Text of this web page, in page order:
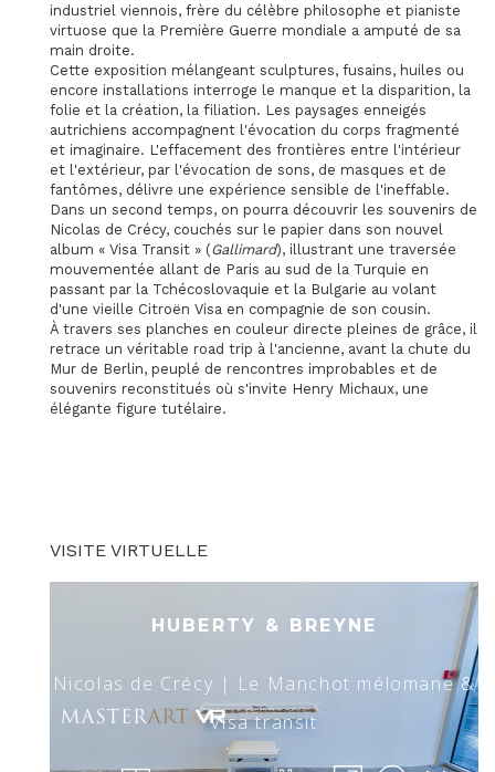
industriel viennois, frère du célèbre philosophe et pianiste
virtuose que la Première Guerre mondiale a amputé de sa
main droite.
Cette exposition mélangeant sculptures, fusains, huiles ou
encore installations interroge le manque et la disparition, la
folie et la création, la filiation. Les paysages enneigés
autrichiens accompagnent l'évocation du corps fragmenté
et imaginaire. L'effacement des frontières entre l'intérieur
et l'extérieur, par l'évocation de sons, de masques et de
fantômes, délivre une expérience sensible de l'ineffable.
Dans un second temps, on pourra découvrir les souvenirs de
Nicolas de Crécy, couchés sur le papier dans son nouvel
album « Visa Transit » (Gallimard), illustrant une traversée
mouvementée allant de Paris au sud de la Turquie en
passant par la Tchécoslovaquie et la Bulgarie au volant
d'une vieille Citroën Visa en compagnie de son cousin.
À travers ses planches en couleur directe pleines de grâce, il
retrace un véritable road trip à l'ancienne, avant la chute du
Mur de Berlin, peuplé de rencontres improbables et de
souvenirs reconstitués où s'invite Henry Michaux, une
élégante figure tutélaire.
VISITE VIRTUELLE